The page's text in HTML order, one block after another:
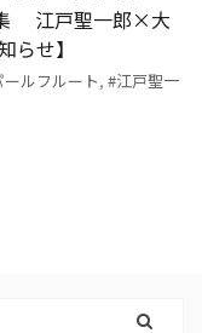
江戸聖一郎×大
らせ】
ールフルート, #江戸聖一